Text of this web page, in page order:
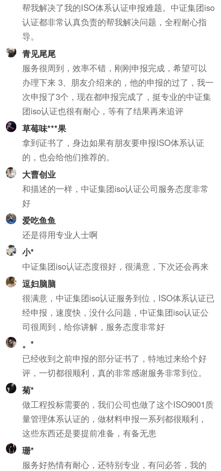
帮我解决了我的ISO体系认证申报难题。中证集团iso
认证都非常认真负责的帮我解决问题，全程耐心指
导。
青见尾尾
服务很周到，效率不错，刚刚申报完成，希望可以
办理下来 3、朋友介绍来的，他的申报的过了，我一
次申报了3个，现在都申报完成了，挺专业的中证集
团iso认证也很有耐心，等有了结果再来追评
草莓味***果
拿到证书了，身边如果有朋友要申报ISO体系认证
的，也会给他们推荐的。
大曹创业
和描述的一样，中证集团iso认证公司服务态度非常
好
爱吃鱼鱼
还是得用专业人士啊
小*
中证集团iso认证态度很好，很满意，下次还会再来
逗妇脑脑
很满意，中证集团iso认证服务到位，ISO体系认证已
经申报，速度快，没什么问题，中证集团iso认证公
司很周到，给你讲解，服务态度非常好
。*
已经收到之前申报的部分证书了，特地过来给个好
评，一切都很顺利，真的非常感谢服务非常到位。
菊*
做工程投标需要的，我们公司也做了这个ISO9001质
量管理体系认证的，做材料申报一系列都很顺利，
这些东西还是要提前准备，有备无患
珊*
服务好热情有耐心，还特别专业，有问必答，我的